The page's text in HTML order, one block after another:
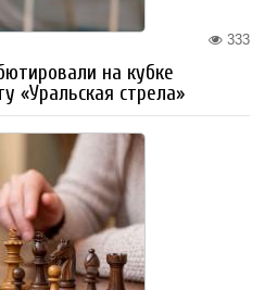
333
на кубке
«Уральская стрела»